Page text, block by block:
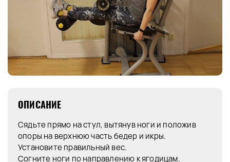
ОПИСАНИЕ
Сядьте прямо на стул, вытянув ноги и положив
опоры на верхнюю часть бедер и икры.
Установите правильный вес.
Согните ноги по направлению к ягодицам.